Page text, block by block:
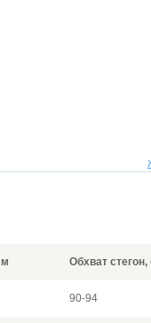
Обхват стегон,
90-94